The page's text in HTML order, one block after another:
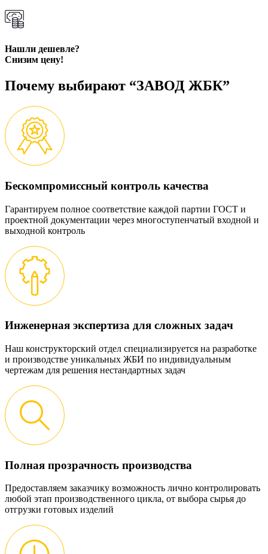
Нашли дешевле?
Снизим цену!
Почему выбирают “ЗАВОД ЖБК”
Бескомпромиссный контроль качества
Гарантируем полное соответствие каждой партии ГОСТ и
проектной документации через многоступенчатый входной и
выходной контроль
Инженерная экспертиза для сложных задач
Наш конструкторский отдел специализируется на разработке
и производстве уникальных ЖБИ по индивидуальным
чертежам для решения нестандартных задач
Полная прозрачность производства
Предоставляем заказчику возможность лично контролировать
любой этап производственного цикла, от выбора сырья до
отгрузки готовых изделий